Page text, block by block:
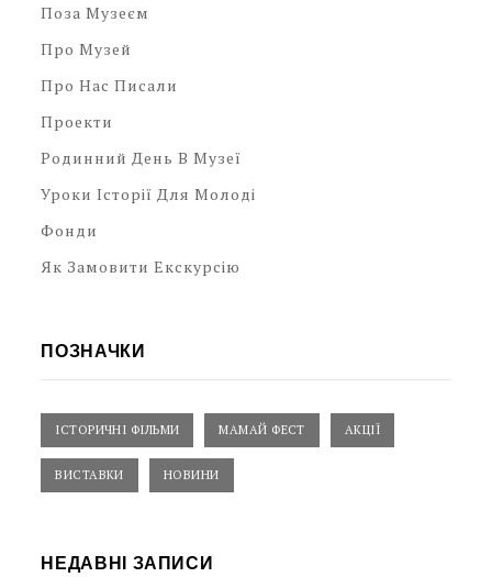
Поза Музеєм
Про Музей
Про Нас Писали
Проекти
Родинний День В Музеї
Уроки Історії Для Молоді
Фонди
Як Замовити Екскурсію
ПОЗНАЧКИ
ІСТОРИЧНІ ФІЛЬМИ МАМАЙ ФЕСТ АКЦІЇ
ВИСТАВКИ НОВИНИ
НЕДАВНІ ЗАПИСИ